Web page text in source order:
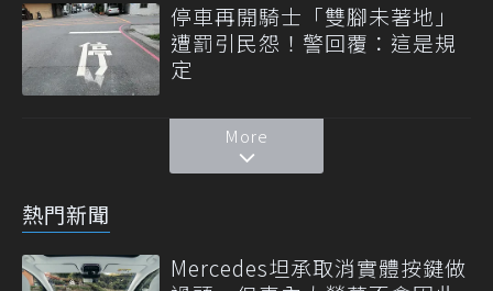
停車再開騎士「雙腳未著地」
遭罰引民怨！警回覆：這是規
定
More
熱門新聞
Mercedes坦承取消實體按鍵做